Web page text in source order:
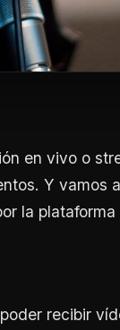
en vivo o
Y vamos
la
recibir